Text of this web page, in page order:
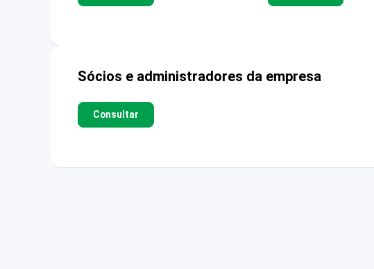
Sócios e administradores da empresa
Consultar